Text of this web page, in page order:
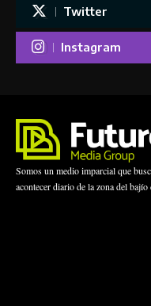
Twitter
Instagram
Somos un medio imparcial que
acontecer diario de la zona del